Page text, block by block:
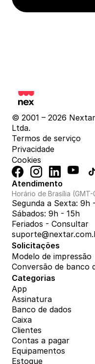
© 2001 – 2026
Ltda.
Termos de serviço
Privacidade
Cookies
Atendimento
Horário de Brasília (GMT-
Segunda a Sexta: 9h
Sábados: 9h - 15h
Feriados - Consultar
Solicitações
Modelo de impressão
Conversão de banco
Categorias
App
Assinatura
Banco de dados
Caixa
Clientes
Contas a pagar
Equipamentos
Estoque